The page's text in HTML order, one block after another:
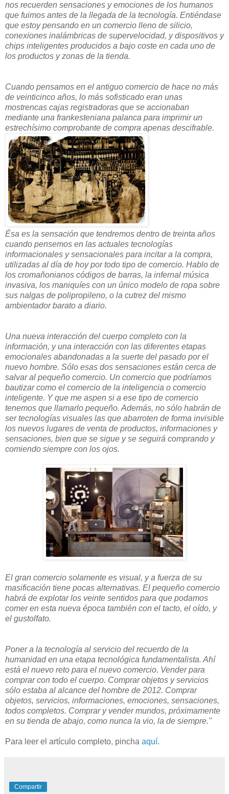
nos recuerden sensaciones y emociones de los humanos
que fuimos antes de la llegada de la tecnología. Entiéndase
que estoy pensando en un comercio lleno de silicio,
conexiones inalámbricas de supervelocidad, y dispositivos y
chips inteligentes producidos a bajo coste en cada uno de
los productos y zonas de la tienda.
Cuando pensamos en el antiguo comercio de hace no más
de veinticinco años, lo más sofisticado eran unas
mostrencas cajas registradoras que se accionaban
mediante una frankesteniana palanca para imprimir un
estrechísimo comprobante de compra apenas descifrable.
Ésa es la sensación que tendremos dentro de treinta años
cuando pensemos en las actuales tecnologías
informacionales y sensacionales para incitar a la compra,
utilizadas al día de hoy por todo tipo de comercio. Hablo de
los cromañonianos códigos de barras, la infernal música
invasiva, los maniquíes con un único modelo de ropa sobre
sus nalgas de polipropileno, o la cutrez del mismo
ambientador barato a diario.
Una nueva interacción del cuerpo completo con la
información, y una interacción con las diferentes etapas
emocionales abandonadas a la suerte del pasado por el
nuevo hombre. Sólo esas dos sensaciones están cerca de
salvar al pequeño comercio. Un comercio que podríamos
bautizar como el comercio de la inteligencia o comercio
inteligente. Y que me aspen si a ese tipo de comercio
tenemos que llamarlo pequeño. Además, no sólo habrán de
ser tecnologías visuales las que abarroten de forma invisible
los nuevos lugares de venta de productos, informaciones y
sensaciones, bien que se sigue y se seguirá comprando y
comiendo siempre con los ojos.
El gran comercio solamente es visual, y a fuerza de su
masificación tiene pocas alternativas. El pequeño comercio
habrá de explotar los veinte sentidos para que podamos
comer en esta nueva época también con el tacto, el oído, y
el gustolfato.
Poner a la tecnología al servicio del recuerdo de la
humanidad en una etapa tecnológica fundamentalista. Ahí
está el nuevo reto para el nuevo comercio. Vender para
comprar con todo el cuerpo. Comprar objetos y servicios
sólo estaba al alcance del hombre de 2012. Comprar
objetos, servicios, informaciones, emociones, sensaciones,
todos completos. Comprar y vender mundos, próximamente
en su tienda de abajo, como nunca la vio, la de siempre."
Para leer el artículo completo, pincha aquí.
Compartir